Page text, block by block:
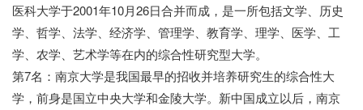
医科大学于2001年10月26日合并而成，是一所包括文学、历史
学、哲学、法学、经济学、管理学、教育学、理学、医学、工
学、农学、艺术学等在内的综合性研究型大学。
第7名：南京大学是我国最早的招收并培养研究生的综合性大
学，前身是国立中央大学和金陵大学。新中国成立以后，南京